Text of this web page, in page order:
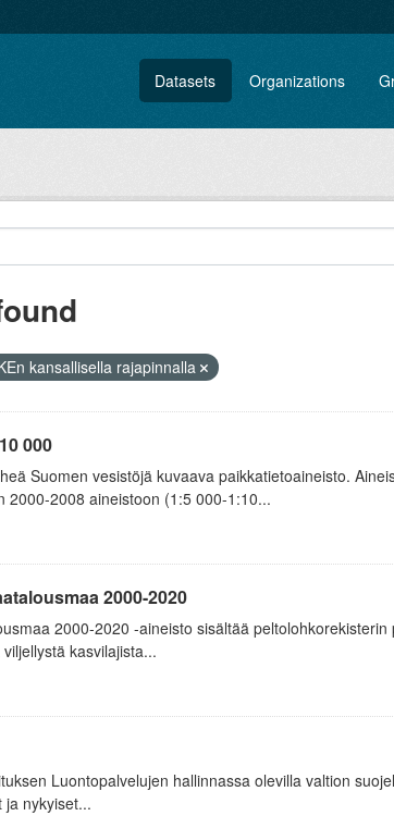
Datasets Organizations
kansallisella rajapinnalla
000
Suomen vesistöjä kuvaava paikkatietoaineisto.
2000-2008 aineistoon (1:5 000-1:10...
2000-2020
2000-2020 -aineisto sisältää
kasvilajista...
Luontopalvelujen hallinnassa olevilla valtion
ja nykyiset...